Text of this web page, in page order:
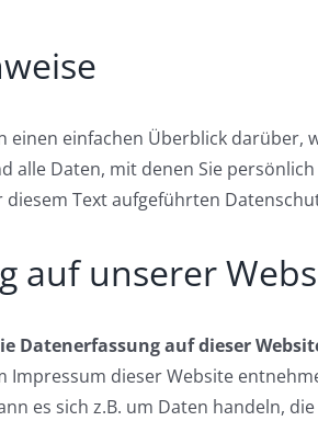
einen einfachen Überblick
alle Daten, mit denen Sie
Text aufgeführten
auf unserer
Datenerfassung auf dieser
Impressum dieser Website
es sich z.B. um Daten handeln,